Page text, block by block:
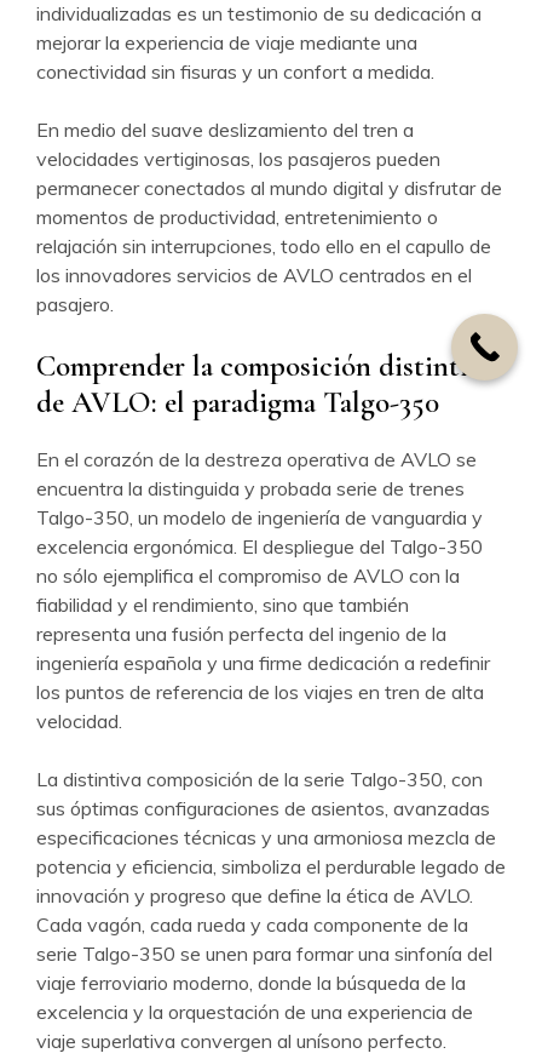
individualizadas es un testimonio de su dedicación a
mejorar la experiencia de viaje mediante una
conectividad sin fisuras y un confort a medida.
En medio del suave deslizamiento del tren a
velocidades vertiginosas, los pasajeros pueden
permanecer conectados al mundo digital y disfrutar de
momentos de productividad, entretenimiento o
relajación sin interrupciones, todo ello en el capullo de
los innovadores servicios de AVLO centrados en el
pasajero.
Comprender la composición distintiva
de AVLO: el paradigma Talgo-350
En el corazón de la destreza operativa de AVLO se
encuentra la distinguida y probada serie de trenes
Talgo-350, un modelo de ingeniería de vanguardia y
excelencia ergonómica. El despliegue del Talgo-350
no sólo ejemplifica el compromiso de AVLO con la
fiabilidad y el rendimiento, sino que también
representa una fusión perfecta del ingenio de la
ingeniería española y una firme dedicación a redefinir
los puntos de referencia de los viajes en tren de alta
velocidad.
La distintiva composición de la serie Talgo-350, con
sus óptimas configuraciones de asientos, avanzadas
especificaciones técnicas y una armoniosa mezcla de
potencia y eficiencia, simboliza el perdurable legado de
innovación y progreso que define la ética de AVLO.
Cada vagón, cada rueda y cada componente de la
serie Talgo-350 se unen para formar una sinfonía del
viaje ferroviario moderno, donde la búsqueda de la
excelencia y la orquestación de una experiencia de
viaje superlativa convergen al unísono perfecto.